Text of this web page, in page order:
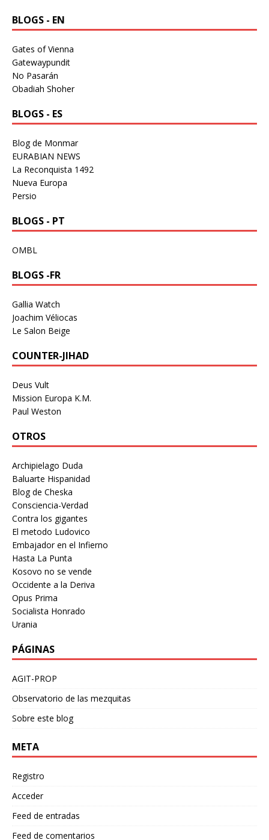
BLOGS - EN
Gates of Vienna
Gatewaypundit
No Pasarán
Obadiah Shoher
BLOGS - ES
Blog de Monmar
EURABIAN NEWS
La Reconquista 1492
Nueva Europa
Persio
BLOGS - PT
OMBL
BLOGS -FR
Gallia Watch
Joachim Véliocas
Le Salon Beige
COUNTER-JIHAD
Deus Vult
Mission Europa K.M.
Paul Weston
OTROS
Archipielago Duda
Baluarte Hispanidad
Blog de Cheska
Consciencia-Verdad
Contra los gigantes
El metodo Ludovico
Embajador en el Infierno
Hasta La Punta
Kosovo no se vende
Occidente a la Deriva
Opus Prima
Socialista Honrado
Urania
PÁGINAS
AGIT-PROP
Observatorio de las mezquitas
Sobre este blog
META
Registro
Acceder
Feed de entradas
Feed de comentarios